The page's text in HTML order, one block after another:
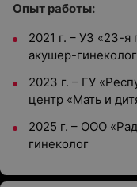
Опыт работы:
2021 г. – УЗ «23-я
акушер-гинеколог
2023 г. – ГУ
центр «Мать и
2025 г. – ООО
гинеколог